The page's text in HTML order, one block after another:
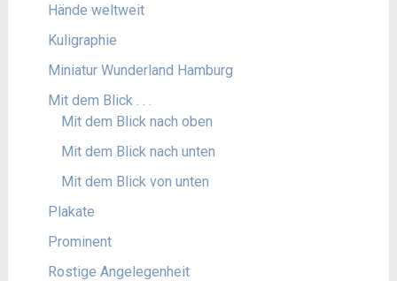
Hände weltweit
Kuligraphie
Miniatur Wunderland Hamburg
Mit dem Blick . . .
Mit dem Blick nach oben
Mit dem Blick nach unten
Mit dem Blick von unten
Plakate
Prominent
Rostige Angelegenheit